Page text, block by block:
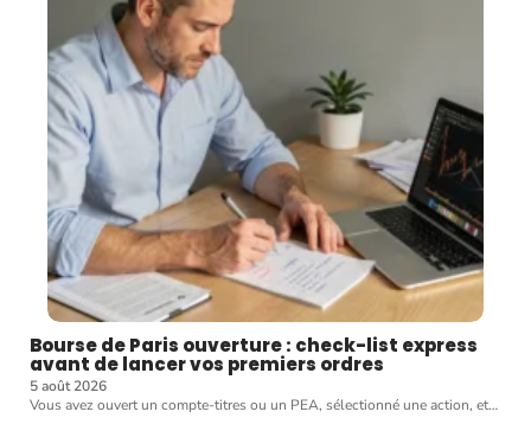
Bourse de Paris ouverture : check-list express
avant de lancer vos premiers ordres
5 août 2026
Vous avez ouvert un compte-titres ou un PEA, sélectionné une action, et…